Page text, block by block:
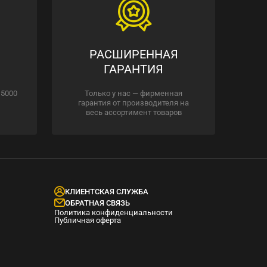
РАСШИРЕННАЯ
ГАРАНТИЯ
Только у нас — фирменная
гарантия от производителя на
весь ассортимент товаров
КЛИЕНТСКАЯ СЛУЖБА
ОБРАТНАЯ СВЯЗЬ
Политика конфиденциальности
Публичная оферта